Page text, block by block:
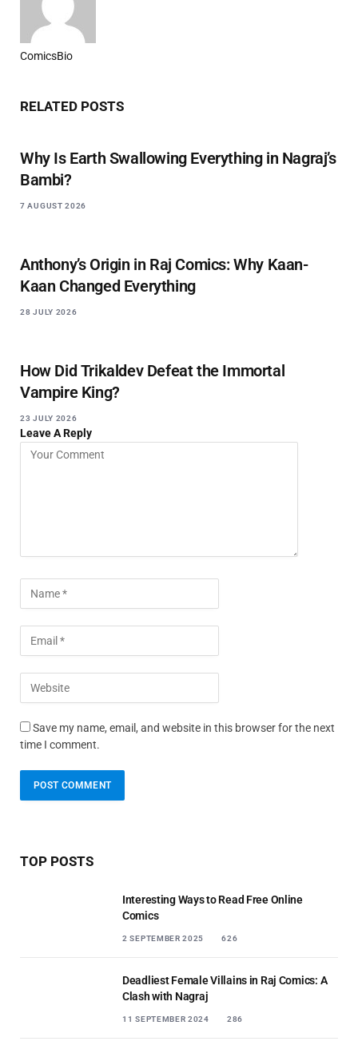
ComicsBio
RELATED POSTS
Why Is Earth Swallowing Everything in Nagraj’s
Bambi?
7 AUGUST 2026
Anthony’s Origin in Raj Comics: Why Kaan-
Kaan Changed Everything
28 JULY 2026
How Did Trikaldev Defeat the Immortal
Vampire King?
23 JULY 2026
Leave A Reply
Save my name, email, and website in this browser for the next
time I comment.
TOP POSTS
Interesting Ways to Read Free Online
Comics
2 SEPTEMBER 2025 626
Deadliest Female Villains in Raj Comics: A
Clash with Nagraj
11 SEPTEMBER 2024 286